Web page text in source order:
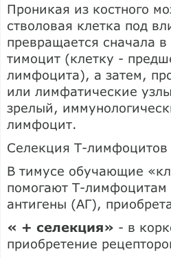
Проникая из костного
стволовая клетка под
превращается сначала
тимоцит (клетку -
лимфоцита), а затем,
или лимфатические
зрелый,
лимфоцит.
Селекция Т-лимфоцитов
В тимусе обучающие
помогают Т-лимфоцитам
антигены (АГ),
« + селекция» - в
приобретение